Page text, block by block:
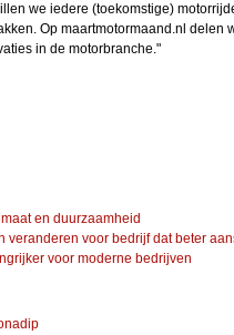
we iedere (toekomstige)
Op maartmotormaand.nl delen
in de motorbranche."
en duurzaamheid
veranderen voor bedrijf dat beter
voor moderne bedrijven